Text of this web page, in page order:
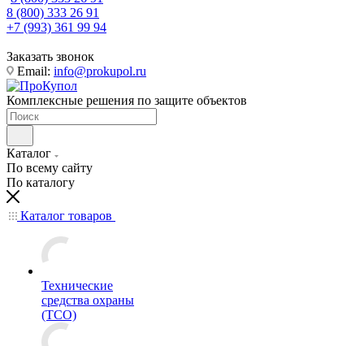
8 (800) 333 26 91
+7 (993) 361 99 94
Заказать звонок
Email: info@prokupol.ru
Комплексные решения по защите объектов
Каталог
По всему сайту
По каталогу
Каталог товаров
Технические
средства охраны
(ТСО)